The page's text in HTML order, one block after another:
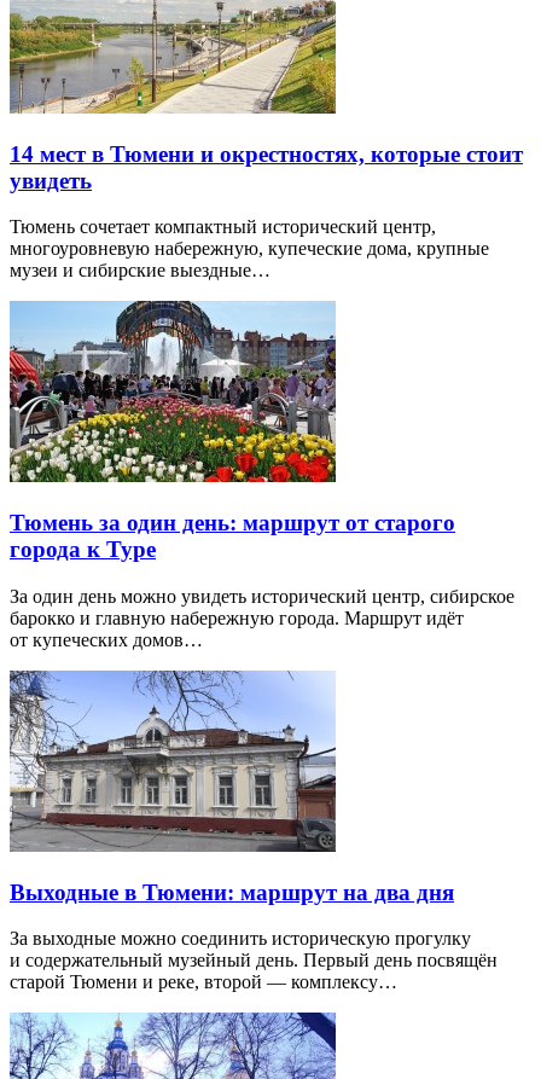
14 мест в Тюмени и окрестностях, которые стоит
увидеть
Тюмень сочетает компактный исторический центр,
многоуровневую набережную, купеческие дома, крупные
музеи и сибирские выездные…
Тюмень за один день: маршрут от старого
города к Туре
За один день можно увидеть исторический центр, сибирское
барокко и главную набережную города. Маршрут идёт
от купеческих домов…
Выходные в Тюмени: маршрут на два дня
За выходные можно соединить историческую прогулку
и содержательный музейный день. Первый день посвящён
старой Тюмени и реке, второй — комплексу…